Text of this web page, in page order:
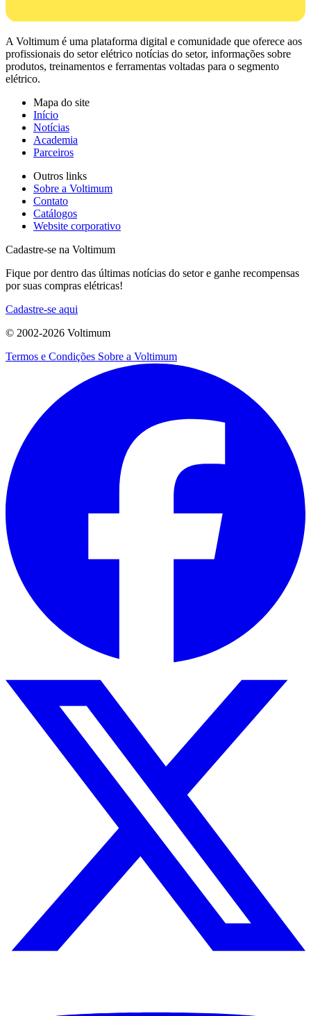
A Voltimum é uma plataforma digital e comunidade que oferece aos
profissionais do setor elétrico notícias do setor, informações sobre
produtos, treinamentos e ferramentas voltadas para o segmento
elétrico.
Mapa do site
Início
Notícias
Academia
Parceiros
Outros links
Sobre a Voltimum
Contato
Catálogos
Website corporativo
Cadastre-se na Voltimum
Fique por dentro das últimas notícias do setor e ganhe recompensas
por suas compras elétricas!
Cadastre-se aqui
© 2002-2026 Voltimum
Termos e Condições Sobre a Voltimum